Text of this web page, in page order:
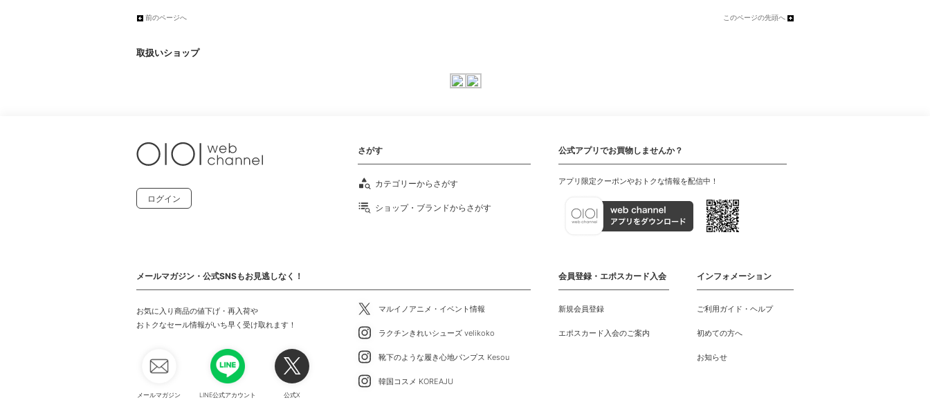
前のページへ このページの先頭へ
取扱いショップ
ログイン
さがす
カテゴリーからさがす
ショップ・ブランドからさがす
公式アプリでお買物しませんか？
アプリ限定クーポンやおトクな情報を配信中！
メールマガジン・公式SNSもお見逃しなく！
お気に入り商品の値下げ・再入荷や
おトクなセール情報がいち早く受け取れます！
メールマガジン LINE公式アカウント 公式X
マルイノアニメ・イベント情報
ラクチンきれいシューズ velikoko
靴下のような履き心地パンプス Kesou
韓国コスメ KOREAJU
会員登録・エポスカード入会
新規会員登録
エポスカード入会のご案内
インフォメーション
ご利用ガイド・ヘルプ
初めての方へ
お知らせ